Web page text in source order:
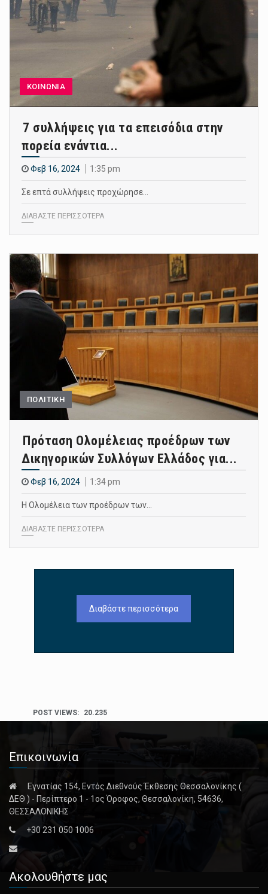
ΚΟΙΝΩΝΙΑ
7 συλλήψεις για τα επεισόδια στην
πορεία ενάντια...
Φεβ 16, 2024 1:35 pm
Σε επτά συλλήψεις προχώρησε…
ΔΙΑΒΑΣΤΕ ΠΕΡΙΣΣΟΤΕΡΑ
ΠΟΛΙΤΙΚΗ
Πρόταση Ολομέλειας προέδρων των
Δικηγορικών Συλλόγων Ελλάδος για...
Φεβ 16, 2024 1:34 pm
Η Ολομέλεια των προέδρων των…
ΔΙΑΒΑΣΤΕ ΠΕΡΙΣΣΟΤΕΡΑ
Διαβάστε περισσότερα
POST VIEWS: 20.235
Επικοινωνία
Εγνατίας 154, Εντός Διεθνούς Έκθεσης Θεσσαλονίκης (
ΔΕΘ ) - Περίπτερο 1 - 1ος Όροφος, Θεσσαλονίκη, 54636,
ΘΕΣΣΑΛΟΝΙΚΗΣ
+30 231 050 1006
Ακολουθήστε μας